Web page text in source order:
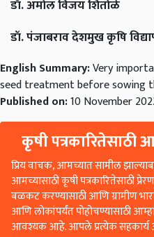
डॉ. अमोल विजय शितोळे
डॉ. पंजाबराव देशमुख कृषि
English Summary:Very
seed treatment before sowing
Published on:10 November
कृषी पत्रकारितेसाठी
प्रिय वाचक, आमच्यात सामील
आमच्यासाठी कृषी पत्रकारितेसाठी
बळकट करण्यासाठी आणि ग्रामीण
आणि लोकांपर्यंत पोहोचण्यासाठी
आवश्यक आहे. आपले प्रत्येक सहकार्य